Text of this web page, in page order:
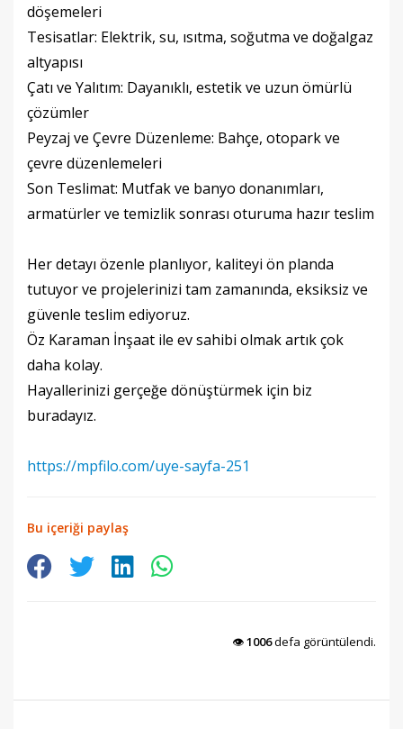
döşemeleri
Tesisatlar: Elektrik, su, ısıtma, soğutma ve doğalgaz
altyapısı
Çatı ve Yalıtım: Dayanıklı, estetik ve uzun ömürlü
çözümler
Peyzaj ve Çevre Düzenleme: Bahçe, otopark ve
çevre düzenlemeleri
Son Teslimat: Mutfak ve banyo donanımları,
armatürler ve temizlik sonrası oturuma hazır teslim
Her detayı özenle planlıyor, kaliteyi ön planda
tutuyor ve projelerinizi tam zamanında, eksiksiz ve
güvenle teslim ediyoruz.
Öz Karaman İnşaat ile ev sahibi olmak artık çok
daha kolay.
Hayallerinizi gerçeğe dönüştürmek için biz
buradayız.
https://mpfilo.com/uye-sayfa-251
Bu içeriği paylaş
👁️1006defa görüntülendi.